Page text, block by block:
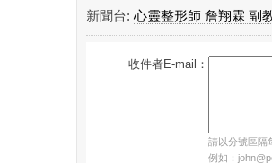
新聞台: 心靈整形師 詹翔霖 副
收件者E-mail：
請以分號區隔
例如：